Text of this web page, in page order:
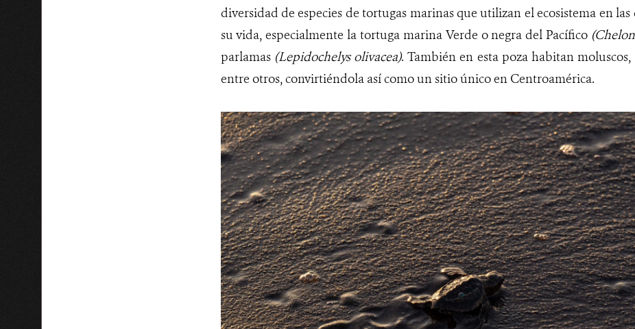
diversidad de especies de tortugas marinas que utilizan el ecosistema en
su vida, especialmente la tortuga marina Verde o negra del Pacífico
parlamas(Lepidochelys olivacea). También en esta poza habitan
entre otros, convirtiéndola así como un sitio único en Centroamérica.